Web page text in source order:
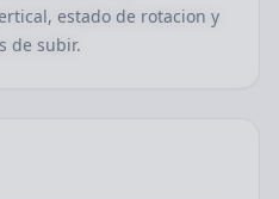
estado de rotacion y
de subir.